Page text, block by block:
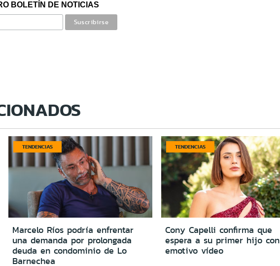
BOLETÍN DE NOTICIAS
TENDENCIAS
Marcelo Ríos podría enfrentar
una demanda por prolongada
deuda en condominio de Lo
Barnechea
TENDENCIAS
Cony Capelli confirma que
espera a su primer hijo con
emotivo vídeo